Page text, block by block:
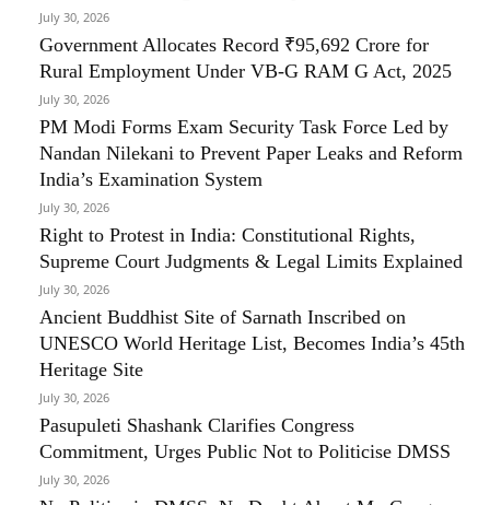
July 30, 2026
Government Allocates Record ₹95,692 Crore for
Rural Employment Under VB-G RAM G Act, 2025
July 30, 2026
PM Modi Forms Exam Security Task Force Led by
Nandan Nilekani to Prevent Paper Leaks and Reform
India’s Examination System
July 30, 2026
Right to Protest in India: Constitutional Rights,
Supreme Court Judgments & Legal Limits Explained
July 30, 2026
Ancient Buddhist Site of Sarnath Inscribed on
UNESCO World Heritage List, Becomes India’s 45th
Heritage Site
July 30, 2026
Pasupuleti Shashank Clarifies Congress
Commitment, Urges Public Not to Politicise DMSS
July 30, 2026